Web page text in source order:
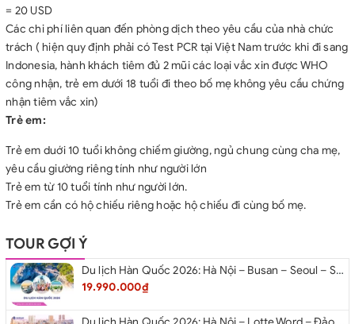
= 20 USD
Các chi phí liên quan đến phòng dịch theo yêu cầu của nhà chức
trách ( hiện quy định phải có Test PCR tại Việt Nam trước khi đi sang
Indonesia, hành khách tiêm đủ 2 mũi các loại vắc xin được WHO
công nhận, trẻ em dưới 18 tuổi đi theo bố mẹ không yêu cầu chứng
nhận tiêm vắc xin)
Trẻ em:
Trẻ em duới 10 tuổi không chiếm giường, ngủ chung cùng cha mẹ,
yêu cầu giường riêng tính như người lớn
Trẻ em từ 10 tuổi tính như người lớn.
Trẻ em cần có hộ chiếu riêng hoặc hộ chiếu đi cùng bố mẹ.
TOUR GỢI Ý
Du lịch Hàn Quốc 2026: Hà Nội – Busan – Seoul – Starfiled – Lotte Worf
19.990.000₫